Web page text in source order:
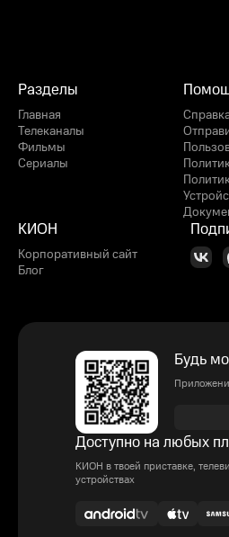
Разделы
Главная
Телеканалы
Фильмы
Сериалы
КИОН
Корпоративный сайт
Блог
Будь
Доступно на любых
КИОН в твоей приставке,
устройствах